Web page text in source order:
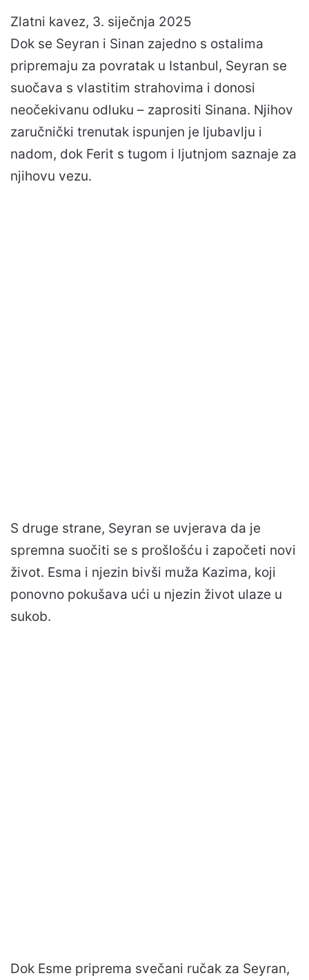
Zlatni kavez, 3. siječnja 2025
Dok se Seyran i Sinan zajedno s ostalima
pripremaju za povratak u Istanbul, Seyran se
suočava s vlastitim strahovima i donosi
neočekivanu odluku – zaprositi Sinana. Njihov
zaručnički trenutak ispunjen je ljubavlju i
nadom, dok Ferit s tugom i ljutnjom saznaje za
njihovu vezu.
S druge strane, Seyran se uvjerava da je
spremna suočiti se s prošlošću i započeti novi
život. Esma i njezin bivši muža Kazima, koji
ponovno pokušava ući u njezin život ulaze u
sukob.
Dok Esme priprema svečani ručak za Seyran,